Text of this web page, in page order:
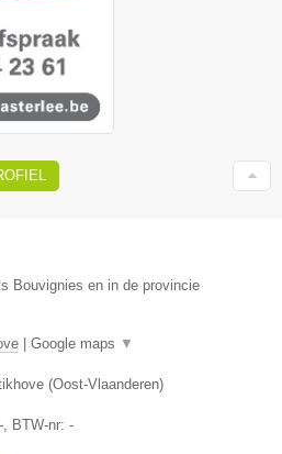
Bouvignies en in de provincie
Google maps ▼
(Oost-Vlaanderen)
-, BTW-nr: -